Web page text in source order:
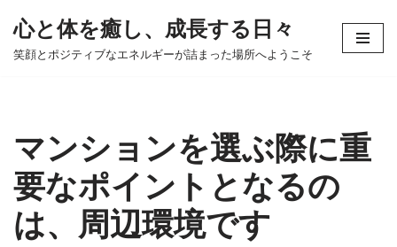
コ
へ
ス
キ
ッ
プ
心と体を癒し、成長する日々
笑顔とポジティブなエネルギーが詰まった場所へようこそ
マンションを選ぶ際に重
要なポイントとなるの
は、周辺環境です